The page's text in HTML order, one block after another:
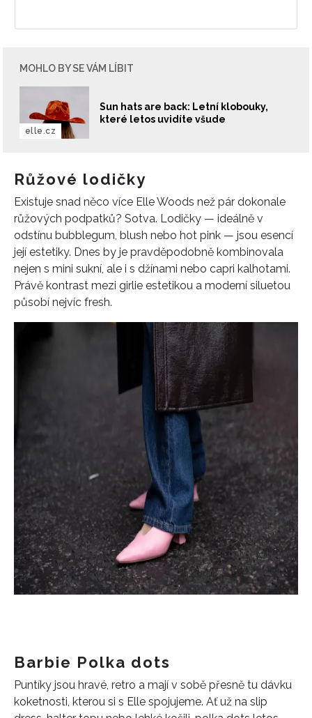
MOHLO BY SE VÁM LÍBIT
Sun hats are back: Letní klobouky,
které letos uvidíte všude
elle.cz
Růžové lodičky
Existuje snad něco více Elle Woods než pár dokonale
růžových podpatků? Sotva. Lodičky — ideálně v
odstínu bubblegum, blush nebo hot pink — jsou esencí
její estetiky. Dnes by je pravděpodobně kombinovala
nejen s mini sukní, ale i s džínami nebo capri kalhotami.
Právě kontrast mezi girlie estetikou a moderní siluetou
působí nejvíc fresh.
Barbie Polka dots
Puntíky jsou hravé, retro a mají v sobě přesně tu dávku
koketnosti, kterou si s Elle spojujeme. Ať už na slip